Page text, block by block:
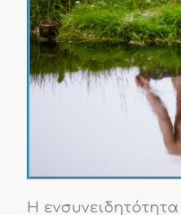
Η